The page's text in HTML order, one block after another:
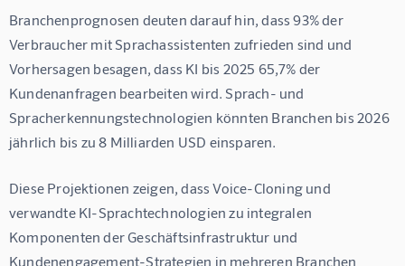
Branchenprognosen deuten darauf hin, dass 93% der
Verbraucher mit Sprachassistenten zufrieden sind und
Vorhersagen besagen, dass KI bis 2025 65,7% der
Kundenanfragen bearbeiten wird. Sprach- und
Spracherkennungstechnologien könnten Branchen bis 2026
jährlich bis zu 8 Milliarden USD einsparen.
Diese Projektionen zeigen, dass Voice-Cloning und
verwandte KI-Sprachtechnologien zu integralen
Komponenten der Geschäftsinfrastruktur und
Kundenengagement-Strategien in mehreren Branchen